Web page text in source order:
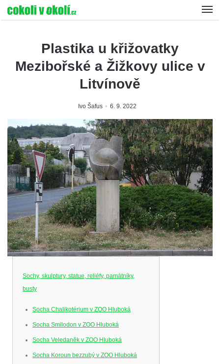
Plastika u křižovatky
Mezibořské a Žižkovy ulice v
Litvínově
Ivo Šafus 6. 9. 2022
Sochy, skulptury, statue, reliéfy, památníky,
busty
Socha Chalikotérium v ZOO Hluboká
Socha Smilodon v ZOO Hluboká
Socha Veledaněk v ZOO Hluboká
Socha Koroun bezzubý v ZOO Hluboká